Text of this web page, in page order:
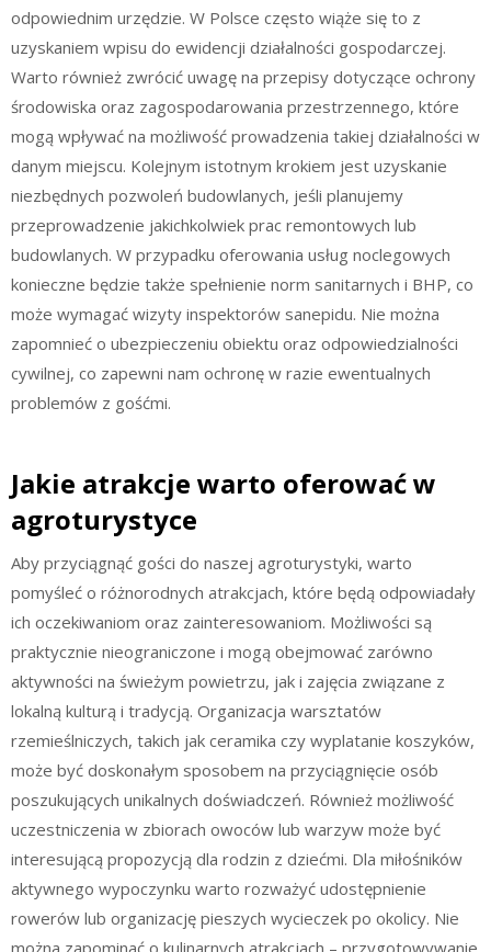
odpowiednim urzędzie. W Polsce często wiąże się to z
uzyskaniem wpisu do ewidencji działalności gospodarczej.
Warto również zwrócić uwagę na przepisy dotyczące ochrony
środowiska oraz zagospodarowania przestrzennego, które
mogą wpływać na możliwość prowadzenia takiej działalności w
danym miejscu. Kolejnym istotnym krokiem jest uzyskanie
niezbędnych pozwoleń budowlanych, jeśli planujemy
przeprowadzenie jakichkolwiek prac remontowych lub
budowlanych. W przypadku oferowania usług noclegowych
konieczne będzie także spełnienie norm sanitarnych i BHP, co
może wymagać wizyty inspektorów sanepidu. Nie można
zapomnieć o ubezpieczeniu obiektu oraz odpowiedzialności
cywilnej, co zapewni nam ochronę w razie ewentualnych
problemów z gośćmi.
Jakie atrakcje warto oferować w
agroturystyce
Aby przyciągnąć gości do naszej agroturystyki, warto
pomyśleć o różnorodnych atrakcjach, które będą odpowiadały
ich oczekiwaniom oraz zainteresowaniom. Możliwości są
praktycznie nieograniczone i mogą obejmować zarówno
aktywności na świeżym powietrzu, jak i zajęcia związane z
lokalną kulturą i tradycją. Organizacja warsztatów
rzemieślniczych, takich jak ceramika czy wyplatanie koszyków,
może być doskonałym sposobem na przyciągnięcie osób
poszukujących unikalnych doświadczeń. Również możliwość
uczestniczenia w zbiorach owoców lub warzyw może być
interesującą propozycją dla rodzin z dziećmi. Dla miłośników
aktywnego wypoczynku warto rozważyć udostępnienie
rowerów lub organizację pieszych wycieczek po okolicy. Nie
można zapominać o kulinarnych atrakcjach – przygotowywanie